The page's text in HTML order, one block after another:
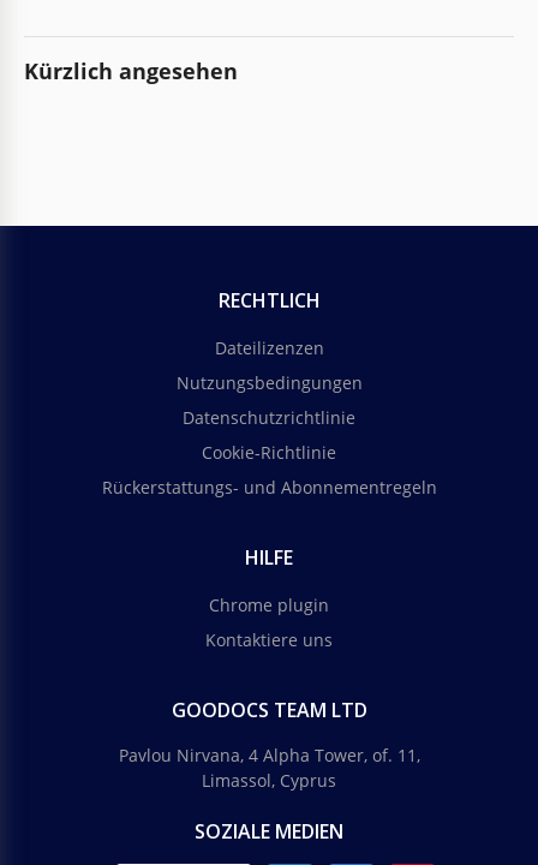
Kürzlich angesehen
RECHTLICH
Dateilizenzen
Nutzungsbedingungen
Datenschutzrichtlinie
Cookie-Richtlinie
Rückerstattungs- und Abonnementregeln
HILFE
Chrome plugin
Kontaktiere uns
GOODOCS TEAM LTD
Pavlou Nirvana, 4 Alpha Tower, of. 11,
Limassol, Cyprus
SOZIALE MEDIEN